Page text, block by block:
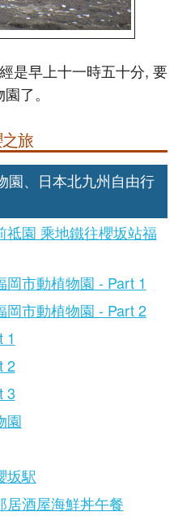
是早上十一時五十分, 要
了。
旅
園、日本北九州自由行
祗園 乘地鐵往櫻坂站福
市動植物園 - Part 1
岡市動植物園 - Part 2
1
2
3
園
坂駅
居酒屋海鮮丼午餐